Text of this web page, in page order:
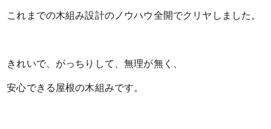
これまでの木組み設計のノウハウ全開でクリヤしました。
きれいで、がっちりして、無理が無く、
安心できる屋根の木組みです。